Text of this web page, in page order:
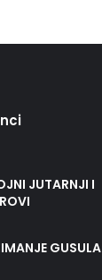
JUTARNJI I
GUSULA